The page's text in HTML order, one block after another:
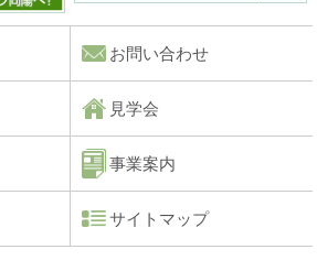
お問い合わせ
見学会
事業案内
サイトマップ